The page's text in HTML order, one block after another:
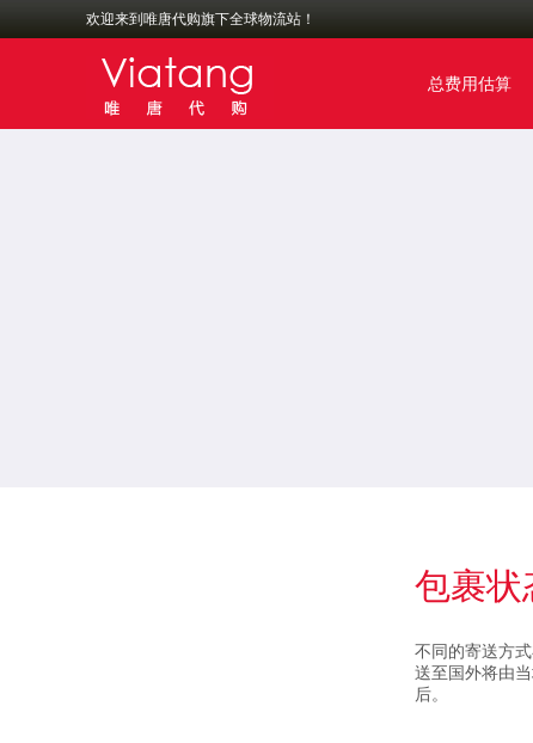
欢迎来到唯唐代购旗下全球物流站！
总费用估算
包裹状
不同的寄送方
送至国外将由
后。